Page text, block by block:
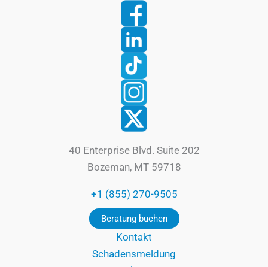
40 Enterprise Blvd. Suite 202
Bozeman, MT 59718
+1 (855) 270-9505
Beratung buchen
Kontakt
Schadensmeldung